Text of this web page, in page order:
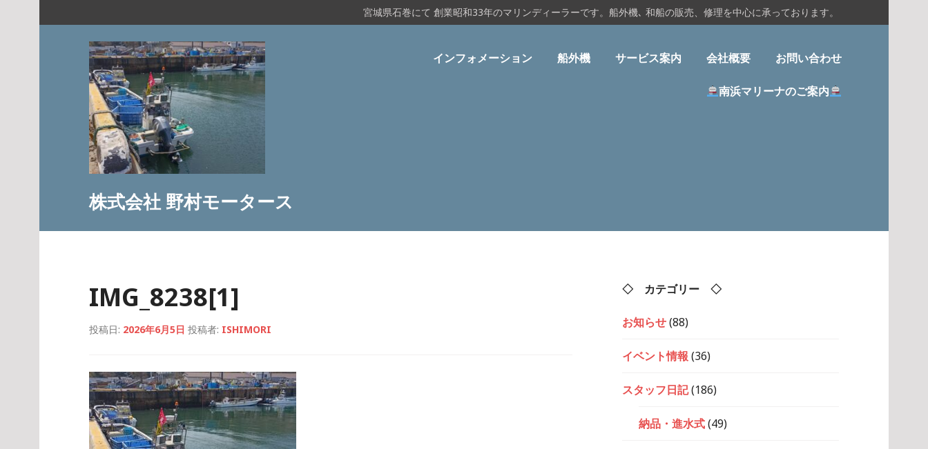
ン
宮城県石巻にて 創業昭和33年のマリンディーラーです。船外機､ 和船の販売、修理を中心に承っております。
株式会社 野村モータース
インフォメーション 船外機 サービス案内 会社概要 お問い合わせ
南浜マリーナのご案内
IMG_8238[1]
投稿日: 2026年6月5日 投稿者: ISHIMORI
◇ カテゴリー ◇
お知らせ(88)
イベント情報 (36)
スタッフ日記(186)
納品・進水式(49)